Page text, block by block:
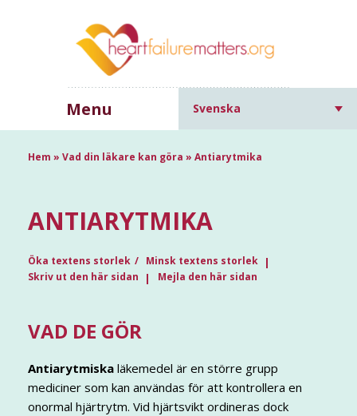
Menu Svenska
Hem » Vad din läkare kan göra » Antiarytmika
ANTIARYTMIKA
Öka textens storlek
Minsk textens storlek
Skriv ut den här sidan
Mejla den här sidan
VAD DE GÖR
Antiarytmiska läkemedel är en större grupp
mediciner som kan användas för att kontrollera en
onormal hjärtrytm. Vid hjärtsvikt ordineras dock